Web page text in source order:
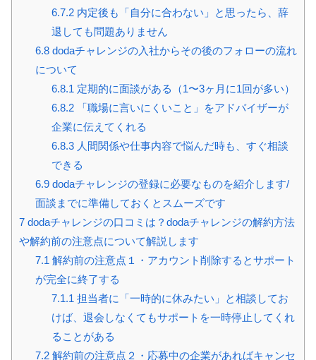
6.7.2内定後も「自分に合わない」と思ったら、辞
退しても問題ありません
6.8dodaチャレンジの入社からその後のフォローの流れ
について
6.8.1 定期的に面談がある（1〜3ヶ月に1回が多い）
6.8.2「職場に言いにくいこと」をアドバイザーが
企業に伝えてくれる
6.8.3人間関係や仕事内容で悩んだ時も、すぐ相談
できる
6.9dodaチャレンジの登録に必要なものを紹介します/
面談までに準備しておくとスムーズです
7 dodaチャレンジの口コミは？dodaチャレンジの解約方法
や解約前の注意点について解説します
7.1 解約前の注意点１・アカウント削除するとサポート
が完全に終了する
7.1.1 担当者に「一時的に休みたい」と相談してお
けば、退会しなくてもサポートを一時停止してくれ
ることがある
7.2解約前の注意点２・応募中の企業があればキャンセ